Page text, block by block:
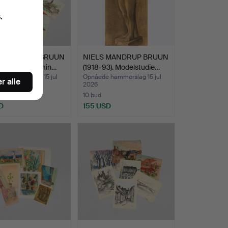
MANDRUP BRUUN
93). Samling min…
hammerslag 15 jul
NIELS MANDRUP BRUUN
(1918-93). Modelstudie…
Opnåede hammerslag 15 jul
2026
10 bud
155 USD
alle